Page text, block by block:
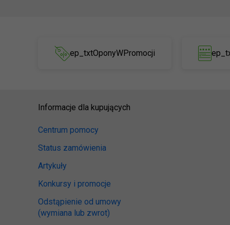
ep_txtOponyWPromocji
Informacje dla kupujących
Centrum pomocy
Status zamówienia
Artykuły
Konkursy i promocje
Odstąpienie od umowy
(wymiana lub zwrot)